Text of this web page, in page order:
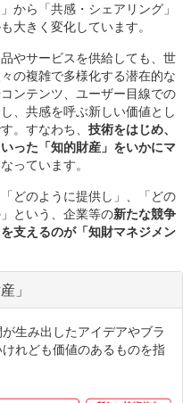
から「共感・シェアリング」
大きく変化しています。
やサービスを供給しても、世
の複雑で多様化する潜在的な
ンテンツ、ユーザー目線での
、共感を呼ぶ新しい価値とし
。すなわち、 技術をはじめ、
った「知的財産」をいかにマ
っています。
どのように提供し」、「どの
という、企業等の新たな競争
支えるのが「知財マネジメン
」
生み出したアイデアやブラ
れども価値のあるものを指